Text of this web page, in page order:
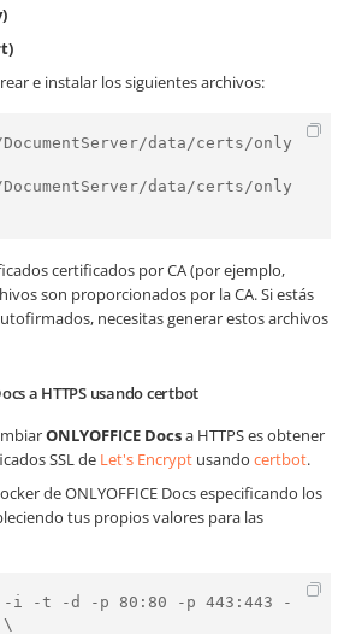
e instalar los siguientes archivos:
data/certs/only
data/certs/only
certificados por CA (por ejemplo,
son proporcionados por la CA. Si estás
necesitas generar estos archivos
a HTTPS usando certbot
ONLYOFFICE Docsa HTTPS es obtener
SSL de Let's Encrypt usando certbot.
de ONLYOFFICE Docs especificando los
tus propios valores para las
-i -t -d -p 80:80 -p 443:443 -
\